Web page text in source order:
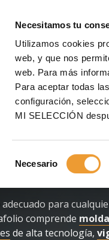
Necesitamos tu
Utilizamos cookies
web, y que nos
web. Para más
Para aceptar todas
configuración,
MI SELECCIÓN
de
Necesario
de moldaje
de hormigón
para
comprende
de alta tecnología,